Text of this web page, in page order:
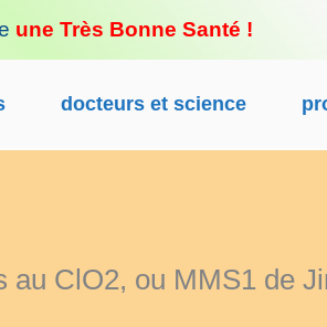
une Très Bonne Santé !
docteurs et science
au ClO2, ou MMS1 de